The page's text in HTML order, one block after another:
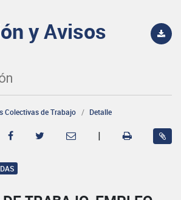
y Avisos
Colectivas de Trabajo Detalle
|